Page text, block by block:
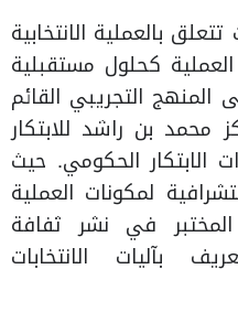
بالعملية الانتخابية
العملية كحلول مستقبلية
المنهج التجريبي القائم
بن راشد للابتكار
الحكومي. حيث
لمكونات العملية
المختبر في نشر ثفافة
بآليات الانتخابات